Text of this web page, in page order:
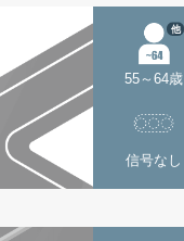
55～64歳
他
信号なし